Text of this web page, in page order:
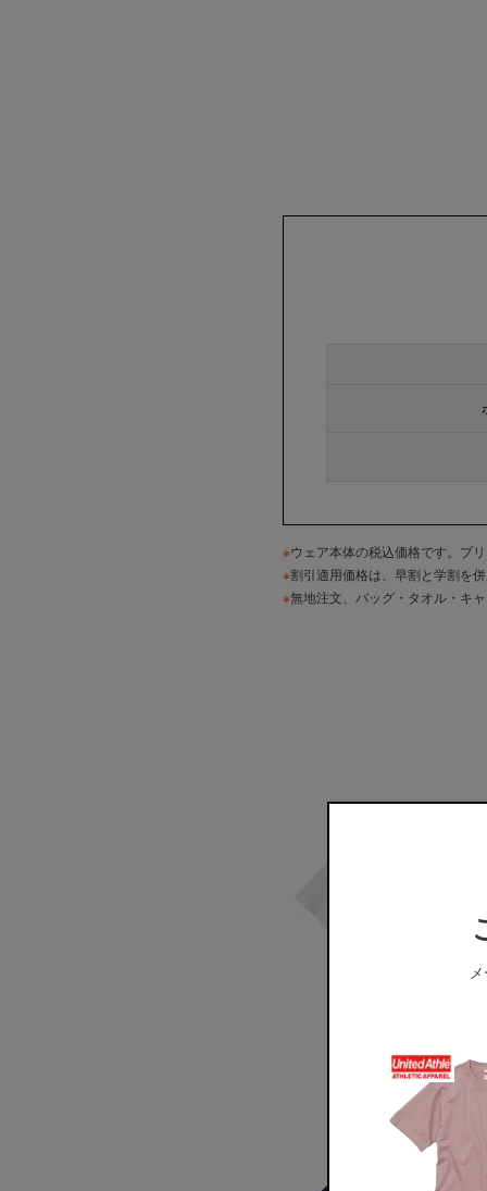
※ウェア本体の税込価格です。プ
※割引適用価格は、早割と学割を
※無地注文、バッグ・タオル・キ
ﾎﾜｲﾄ